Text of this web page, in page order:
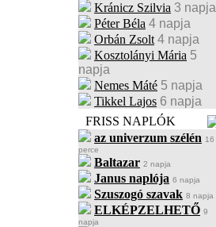
Kránicz Szilvia 3 napja
Péter Béla 4 napja
Orbán Zsolt 4 napja
Kosztolányi Mária 5
napja
Nemes Máté 5 napja
Tikkel Lajos 6 napja
FRISS NAPLÓK
az univerzum szélén 16
perce
Baltazar 2 napja
Janus naplója 6 napja
Szuszogó szavak 8 napja
ELKÉPZELHETŐ 9
napja